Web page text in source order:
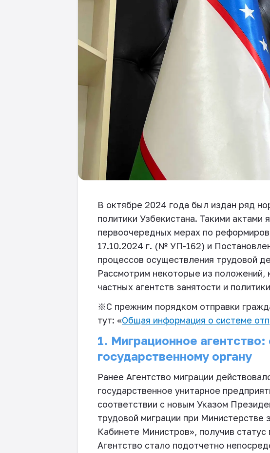
В октябре 2024 года был издан ряд
политики Узбекистана. Такими
первоочередных мерах по
17.10.2024 г. (№ УП-162) и
процессов осуществления трудовой
Рассмотрим некоторые из положений,
частных агентств занятости и
※С прежним порядком отправки
тут: «Общая информация о системе
1. Миграционное
государственному органу
Ранее Агентство миграции
государственное унитарное
соответствии с новым Указом
трудовой миграции при Министерстве
Кабинете Министров», получив
Агентство стало подотчетно